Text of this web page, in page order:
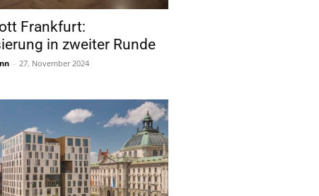
Frankfurt:
in zweiter Runde
- 27. November 2024